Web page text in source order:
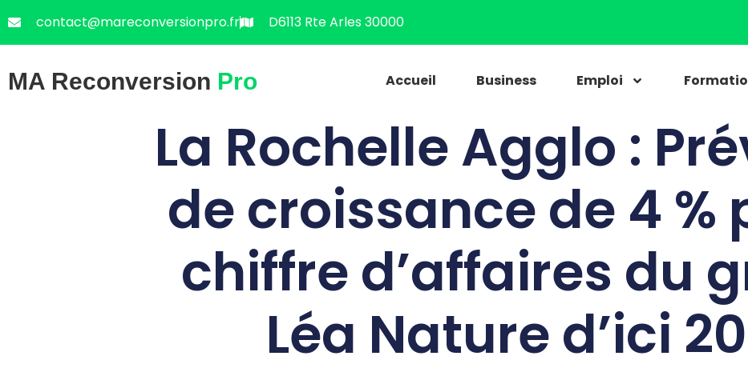
contact@mareconversionpro.fr D6113 Rte Arles 30000
MA Reconversion Pro Accueil Business Emploi
La Rochelle Agglo :
de croissance de 4 %
chiffre d’affaires du
Léa Nature d’ici